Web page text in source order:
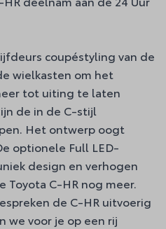
coupéstyling van de
wielkasten om het
tot uiting te laten
de in de C-stijl
Het ontwerp oogt
optionele Full LED-
design en verhogen
Toyota C-HR nog meer.
de C-HR uitvoerig
we voor je op een rij